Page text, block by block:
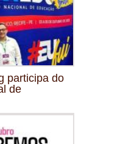
participa do
de